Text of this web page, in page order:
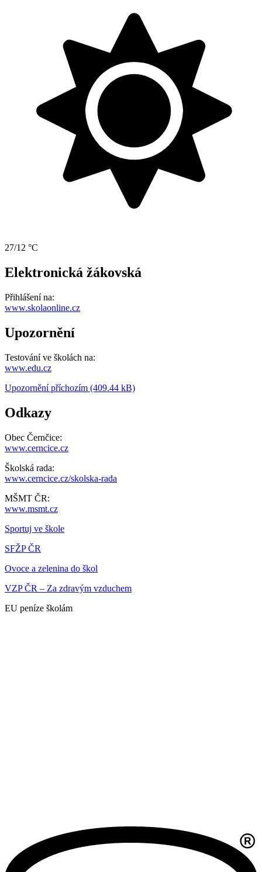
27/12 °C
Elektronická žákovská
Přihlášení na:
www.skolaonline.cz
Upozornění
Testování ve školách na:
www.edu.cz
Upozornění příchozím (409.44 kB)
Odkazy
Obec Černčice:
www.cerncice.cz
Školská rada:
www.cerncice.cz/skolska-rada
MŠMT ČR:
www.msmt.cz
Sportuj ve škole
SFŽP ČR
Ovoce a zelenina do škol
VZP ČR – Za zdravým vzduchem
EU peníze školám